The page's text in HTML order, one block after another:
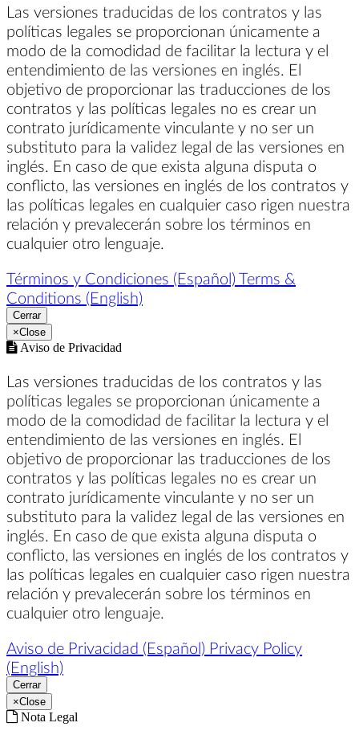
Las versiones traducidas de los contratos y las
políticas legales se proporcionan únicamente a
modo de la comodidad de facilitar la lectura y el
entendimiento de las versiones en inglés. El
objetivo de proporcionar las traducciones de los
contratos y las políticas legales no es crear un
contrato jurídicamente vinculante y no ser un
substituto para la validez legal de las versiones en
inglés. En caso de que exista alguna disputa o
conflicto, las versiones en inglés de los contratos y
las políticas legales en cualquier caso rigen nuestra
relación y prevalecerán sobre los términos en
cualquier otro lenguaje.
Términos y Condiciones (Español) Terms &
Conditions (English)
Cerrar
×Close
Aviso de Privacidad
Las versiones traducidas de los contratos y las
políticas legales se proporcionan únicamente a
modo de la comodidad de facilitar la lectura y el
entendimiento de las versiones en inglés. El
objetivo de proporcionar las traducciones de los
contratos y las políticas legales no es crear un
contrato jurídicamente vinculante y no ser un
substituto para la validez legal de las versiones en
inglés. En caso de que exista alguna disputa o
conflicto, las versiones en inglés de los contratos y
las políticas legales en cualquier caso rigen nuestra
relación y prevalecerán sobre los términos en
cualquier otro lenguaje.
Aviso de Privacidad (Español) Privacy Policy
(English)
Cerrar
×Close
Nota Legal